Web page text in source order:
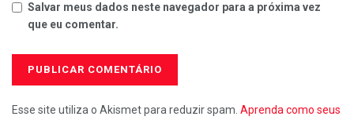
Salvar meus dados neste navegador para a próxima vez
que eu comentar.
Esse site utiliza o Akismet para reduzir spam. Aprenda como seus